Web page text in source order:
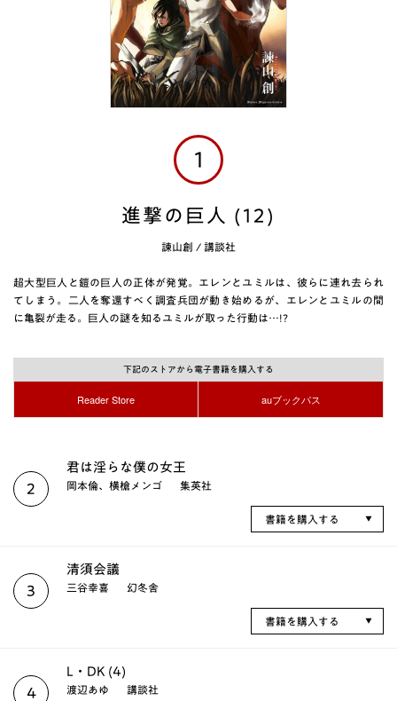
1
進撃の巨人 (12)
諫山創 / 講談社
超大型巨人と鎧の巨人の正体が発覚。エレンとユミルは、彼らに連れ去られ
てしまう。二人を奪還すべく調査兵団が動き始めるが、エレンとユミルの間
に亀裂が走る。巨人の謎を知るユミルが取った行動は…!?
下記のストアから電子書籍を購入する
Reader Store auブックパス
2
君は淫らな僕の女王
岡本倫、横槍メンゴ 集英社
書籍を購入する
3
清須会議
三谷幸喜 幻冬舎
書籍を購入する
4
L・DK (4)
渡辺あゆ 講談社